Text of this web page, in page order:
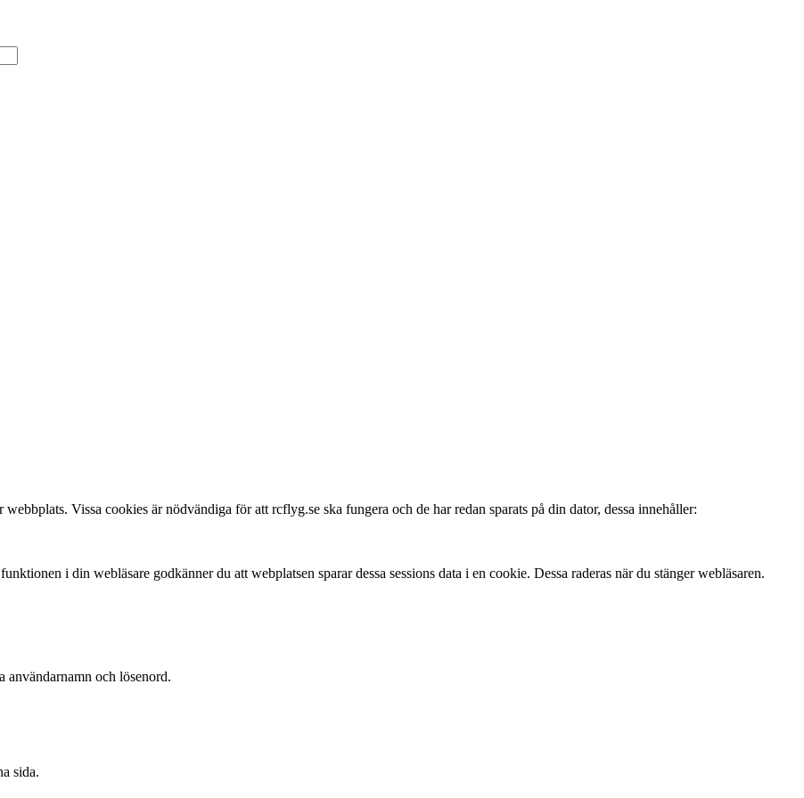
Vissa cookies är nödvändiga för att rcflyg.se ska fungera och de har redan sparats på din dator, dessa innehåller:
i din webläsare godkänner du att webplatsen sparar dessa sessions data i en cookie. Dessa raderas när du stänger webläsaren.
och lösenord.
sida.